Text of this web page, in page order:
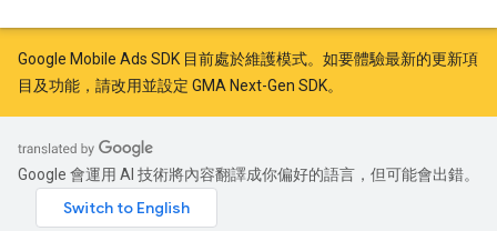
Google Mobile Ads SDK 目前處於維護模式。如要體驗最新的更新項
目及功能，請改用並設定 GMA Next-Gen SDK。
Google 會運用 AI 技術將內容翻譯成你偏好的語言，但可能會出錯。